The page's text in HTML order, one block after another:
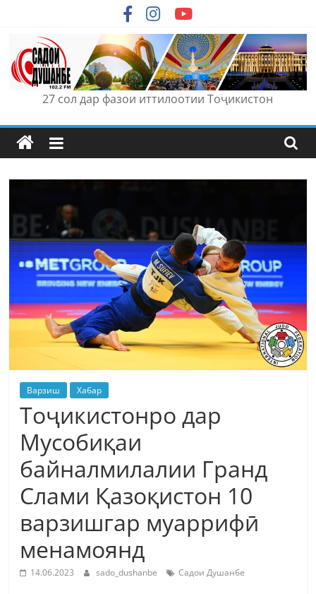
content
27 сол дар фазои иттилоотии Тоҷикистон
Варзиш Хабар
Тоҷикистонро дар
Мусобиқаи
байналмилалии Гранд
Слами Қазоқистон 10
варзишгар муаррифӣ
менамоянд
14.06.2023 sado_dushanbe Садои Душанбе